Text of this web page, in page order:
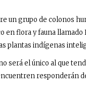
un grupo de colonos
en flora y fauna llamado
plantas indígenas
será el único al que
responderán